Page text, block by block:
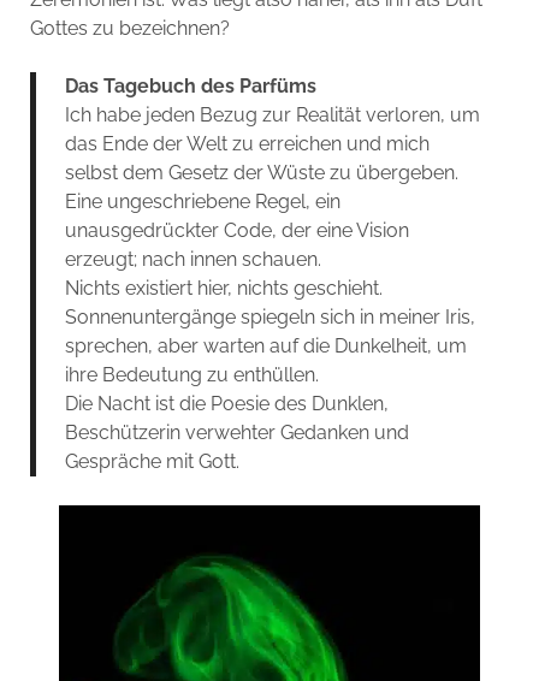
Gottes zu bezeichnen?
Das Tagebuch des Parfüms
Ich habe jeden Bezug zur Realität verloren, um
das Ende der Welt zu erreichen und mich
selbst dem Gesetz der Wüste zu übergeben.
Eine ungeschriebene Regel, ein
unausgedrückter Code, der eine Vision
erzeugt; nach innen schauen.
Nichts existiert hier, nichts geschieht.
Sonnenuntergänge spiegeln sich in meiner Iris,
sprechen, aber warten auf die Dunkelheit, um
ihre Bedeutung zu enthüllen.
Die Nacht ist die Poesie des Dunklen,
Beschützerin verwehter Gedanken und
Gespräche mit Gott.